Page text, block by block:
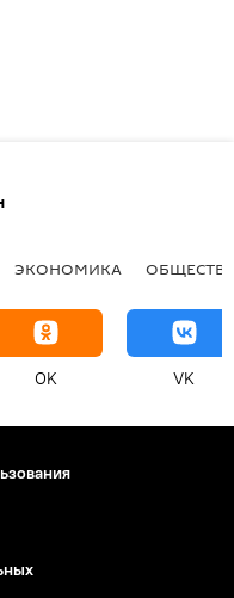
ЭКОНОМИКА
OK VK